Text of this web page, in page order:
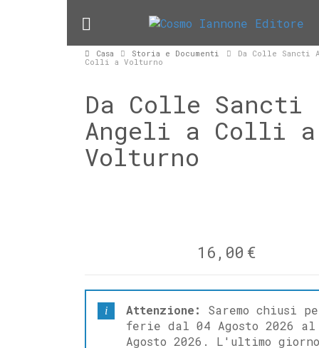
Casa Storia e Documenti
Da Colle Sancti
Colli a Volturno
Da Colle Sancti
Angeli a Colli a
Volturno
16,00 €
Attenzione:
Saremo chiusi
ferie dal 04 Agosto 2026 al
Agosto 2026. L'ultimo